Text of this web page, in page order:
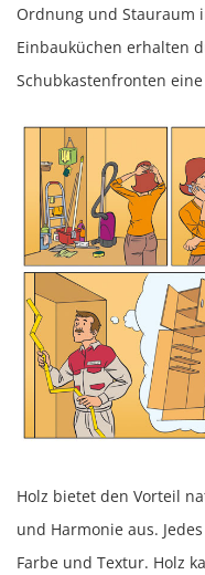
Ordnung und Stauraum
Einbauküchen erhalten
Schubkastenfronten
Holz bietet den Vorteil
und Harmonie aus.
Farbe und Textur. Holz